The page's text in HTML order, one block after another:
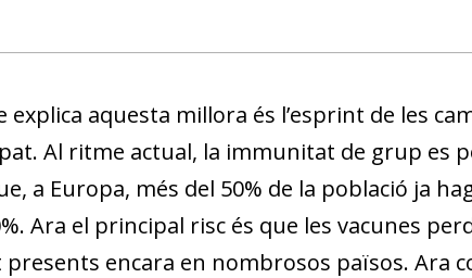
window)
explica aquesta millora és l’esprint de les
Al ritme actual, la immunitat de grup es
a Europa, més del 50% de la població ja
Ara el principal risc és que les vacunes
encara en nombrosos països. Ara